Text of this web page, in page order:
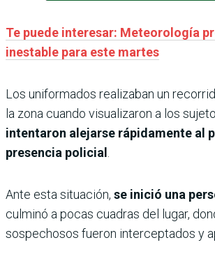
Te puede interesar: Meteorología
inestable para este martes
Los uniformados realizaban un
la zona cuando visualizaron a los
intentaron alejarse rápidamente al
presencia policial .
Ante esta situación, se inició una
culminó a pocas cuadras del lugar,
sospechosos fueron interceptados y